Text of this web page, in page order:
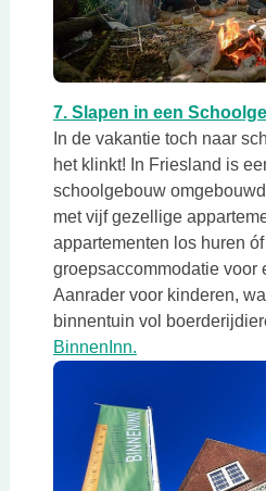
7. Slapen in een
In de vakantie toch naar
het klinkt! In Friesland is
schoolgebouw omgebouwd
met vijf gezellige
appartementen los huren
groepsaccommodatie voor
Aanrader voor kinderen,
binnentuin vol
BinnenInn.